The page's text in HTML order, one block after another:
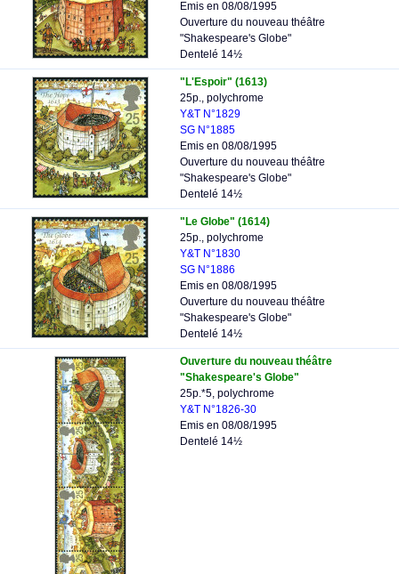
Emis en 08/08/1995
Ouverture du nouveau théâtre
"Shakespeare's Globe"
Dentelé 14½
"L'Espoir" (1613)
25p., polychrome
Y&T N°1829
SG N°1885
Emis en 08/08/1995
Ouverture du nouveau théâtre
"Shakespeare's Globe"
Dentelé 14½
"Le Globe" (1614)
25p., polychrome
Y&T N°1830
SG N°1886
Emis en 08/08/1995
Ouverture du nouveau théâtre
"Shakespeare's Globe"
Dentelé 14½
Ouverture du nouveau théâtre
"Shakespeare's Globe"
25p.*5, polychrome
Y&T N°1826-30
Emis en 08/08/1995
Dentelé 14½